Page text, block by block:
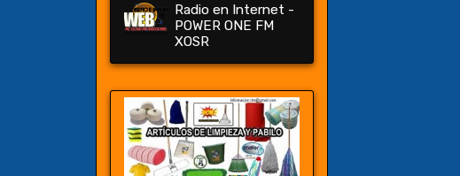
Radio en Internet -
POWER ONE FM
XOSR